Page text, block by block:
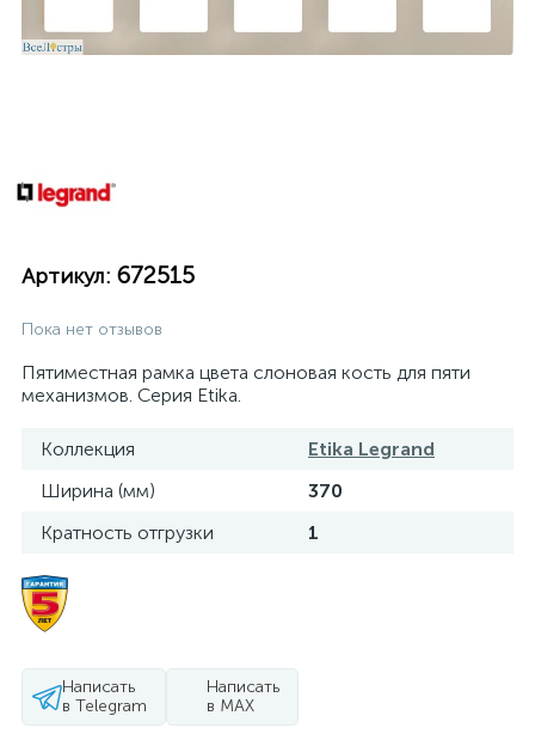
Артикул: 672515
Пока нет отзывов
Пятиместная рамка цвета слоновая кость для пяти
механизмов. Серия Etika.
Коллекция
Etika Legrand
Ширина (мм)
370
Кратность отгрузки
1
Написать
в Telegram
Написать
в MAX